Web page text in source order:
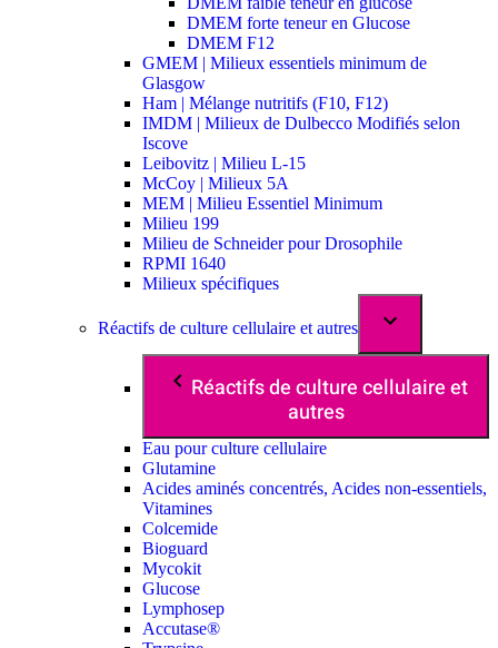
DMEM forte teneur en Glucose
DMEM F12
GMEM | Milieux essentiels minimum de
Glasgow
Ham | Mélange nutritifs (F10, F12)
IMDM | Milieux de Dulbecco Modifiés selon
Iscove
Leibovitz | Milieu L-15
McCoy | Milieux 5A
MEM | Milieu Essentiel Minimum
Milieu 199
Milieu de Schneider pour Drosophile
RPMI 1640
Milieux spécifiques
Réactifs de culture cellulaire et autres
Réactifs de culture cellulaire et
autres
Eau pour culture cellulaire
Glutamine
Acides aminés concentrés, Acides non-essentiels,
Vitamines
Colcemide
Bioguard
Mycokit
Glucose
Lymphosep
Accutase®